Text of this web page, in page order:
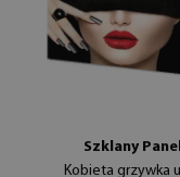
Szklany
Kobieta grzywka